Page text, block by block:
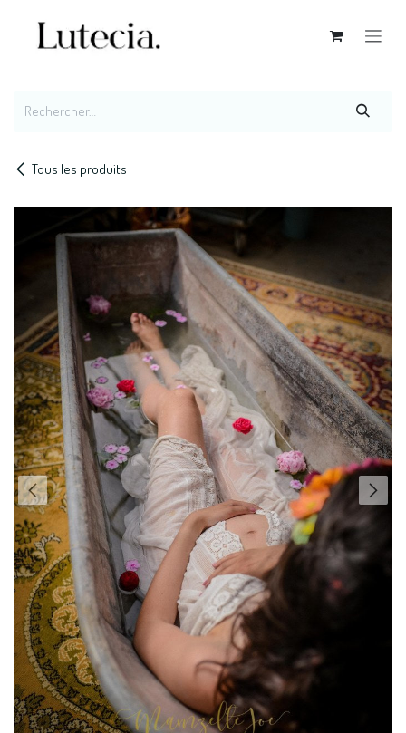
Tous les produits